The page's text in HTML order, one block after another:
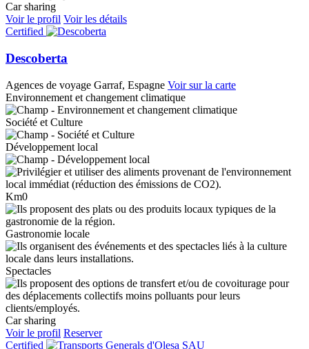
Car sharing
Voir le profil Voir les détails
Certified
Descoberta
Agences de voyage Garraf, Espagne Voir sur la carte
Environnement et changement climatique
Société et Culture
Développement local
Km0
Gastronomie locale
Spectacles
Car sharing
Voir le profil Reserver
Certified